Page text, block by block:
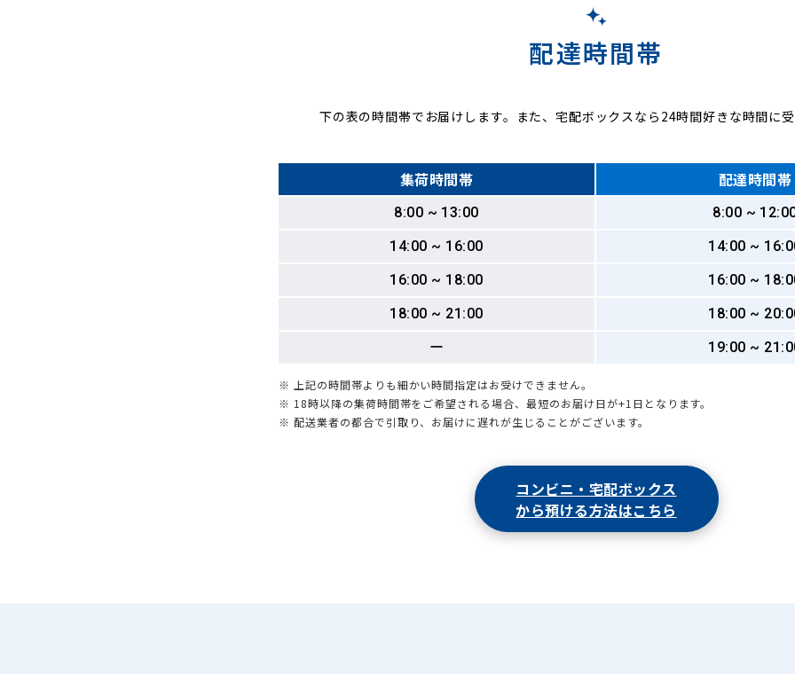
配達時間帯
下の表の時間帯でお届けします。また、宅配ボックスなら24時間好きな時間に
集荷時間帯 配達時間帯
8:00 ~ 13:00
8:00 ~
14:00 ~ 16:00
14:00 ~
16:00 ~ 18:00
16:00 ~
18:00 ~ 21:00
18:00 ~
ー
19:00 ~
※ 上記の時間帯よりも細かい時間指定はお受けできません。
※ 18時以降の集荷時間帯をご希望される場合、最短のお届け日が+1日となります。
※ 配送業者の都合で引取り、お届けに遅れが生じることがございます。
コンビニ・宅配ボックス
から預ける方法はこちら